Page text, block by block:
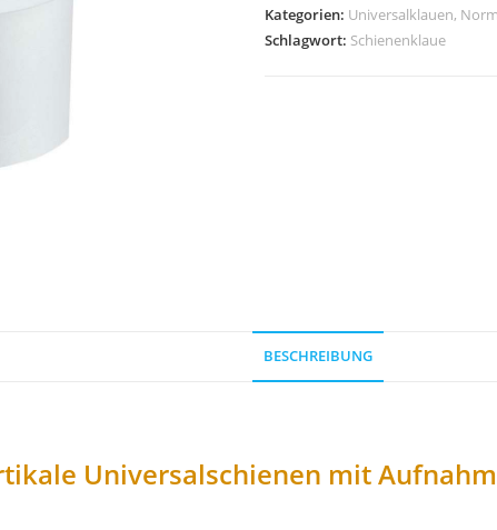
Kategorien: Universalklauen,
Schlagwort: Schienenklaue
BESCHREIBUNG
Universalschienen mit